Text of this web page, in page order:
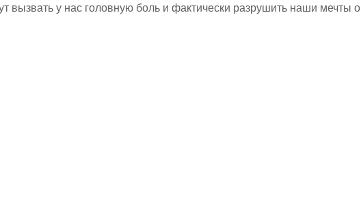
у нас головную боль и фактически разрушить наши мечты о